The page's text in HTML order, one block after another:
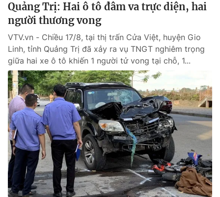
VTV4 Vươn mình bằng AI
VTV9 VTV8
Liên hệ tòa soạn English
THỜI BÁO VTV
Theo dõi báo trên
Cơ quan chủ quản:
Đài Truyền hình Việt Nam
Cơ quan báo chí:Thời báo VTV
Quảng Trị: Hai ô tô đâm va trực diện, hai
người thương vong
VTV.vn - Chiều 17/8, tại thị trấn Cửa Việt, huyện Gio
Linh, tỉnh Quảng Trị đã xảy ra vụ TNGT nghiêm trọng
giữa hai xe ô tô khiến 1 người tử vong tại chỗ, 1...